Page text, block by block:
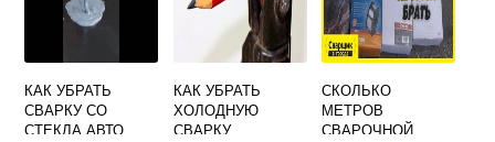
КАК УБРАТЬ
СВАРКУ СО
СТЕКЛА АВТО
КАК УБРАТЬ
ХОЛОДНУЮ
СВАРКУ
СКОЛЬКО
МЕТРОВ
СВАРОЧНОЙ